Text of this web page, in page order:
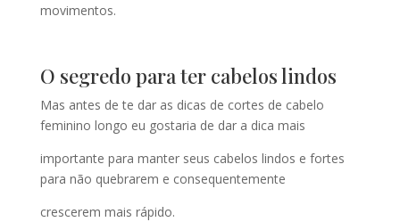
movimentos.
O segredo para ter cabelos lindos
Mas antes de te dar as dicas de cortes de cabelo
feminino longo eu gostaria de dar a dica mais
importante para manter seus cabelos lindos e fortes
para não quebrarem e consequentemente
crescerem mais rápido.